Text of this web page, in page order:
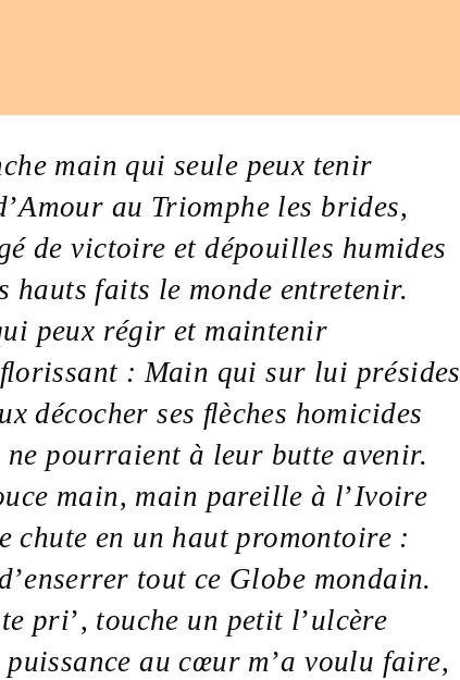
main qui seule peux tenir
’Amour au Triomphe les brides,
devictoire etdépouilles humides
hauts faits le monde entretenir.
peux régir et maintenir
ﬂorissant :Main qui sur lui présides
décocher ses ﬂèches homicides
ne pourraient à leur butte avenir.
main, main pareille à l’Ivoire
chute en un haut promontoire :
’enserrer tout ce Globe mondain.
pri’, touche un petit l’ulcère
puissance aucœur m’a voulu faire,